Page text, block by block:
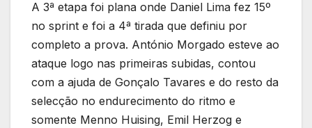
A 3ª etapa foi plana onde Daniel Lima fez 15º
no sprint e foi a 4ª tirada que definiu por
completo a prova. António Morgado esteve ao
ataque logo nas primeiras subidas, contou
com a ajuda de Gonçalo Tavares e do resto da
selecção no endurecimento do ritmo e
somente Menno Huising, Emil Herzog e